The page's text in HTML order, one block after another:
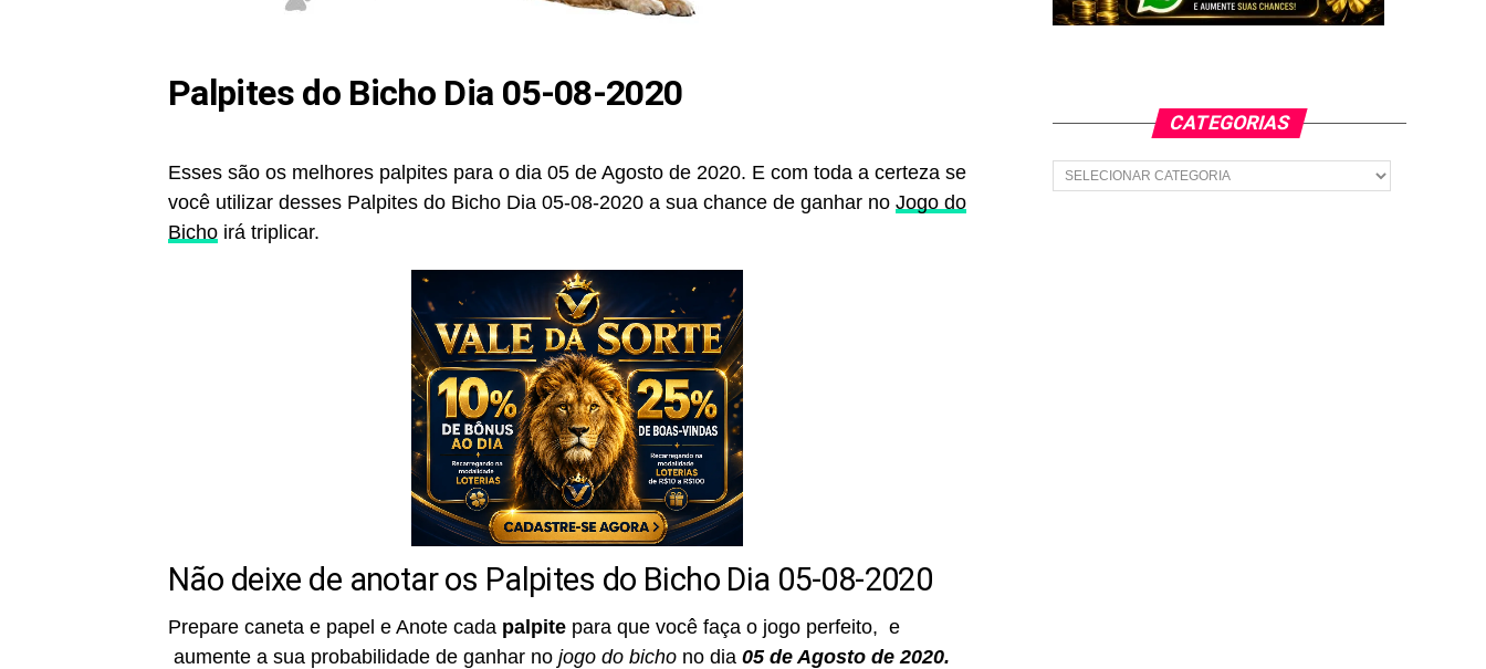
Palpites do Bicho Dia 05-08-2020
Esses são os melhores palpites para o dia 05 de Agosto de 2020. E com toda a certeza se
você utilizar desses Palpites do Bicho Dia 05-08-2020 a sua chance de ganhar no Jogo do
Bicho irá triplicar.
Não deixe de anotar os Palpites do Bicho Dia 05-08-2020
Prepare caneta e papel e Anote cada palpite para que você faça o jogo perfeito, e
aumente a sua probabilidade de ganhar no jogo do bicho no dia 05 de Agosto de 2020.
CATEGORIAS
Categorias